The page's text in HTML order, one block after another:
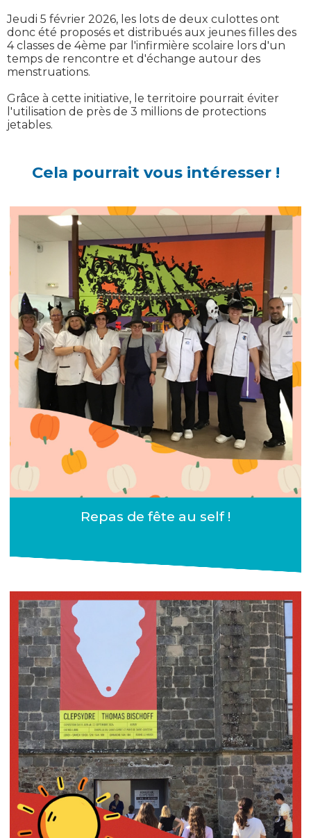
Jeudi 5 février 2026, les lots de deux culottes ont
donc été proposés et distribués aux jeunes filles des
4 classes de 4ème par l'infirmière scolaire lors d'un
temps de rencontre et d'échange autour des
menstruations.
Grâce à cette initiative, le territoire pourrait éviter
l'utilisation de près de 3 millions de protections
jetables.
Cela pourrait vous intéresser !
Repas de fête au self !